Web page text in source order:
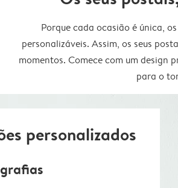
Porque cada ocasião é única,
personalizáveis. Assim, os seus
momentos. Comece com um design
para o
personalizados